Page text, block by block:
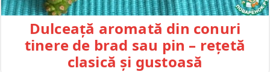
Dulceață aromată din conuri
tinere de brad sau pin – rețetă
clasică și gustoasă